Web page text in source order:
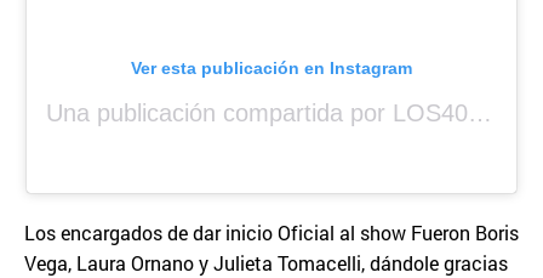
Ver esta publicación en Instagram
Una publicación compartida por LOS40 Panamá (@los40panama)
Los encargados de dar inicio Oficial al show Fueron Boris
Vega, Laura Ornano y Julieta Tomacelli, dándole gracias